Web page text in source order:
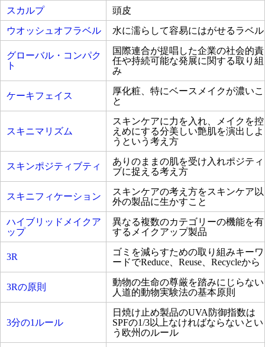
スカルプ
頭皮
ウオッシュオフラベル
水に濡らして容易にはがせるラベル
グローバル・コンパク
ト
国際連合が提唱した企業の社会的責
任や持続可能な発展に関する取り組
み
ケーキフェイス
厚化粧、特にベースメイクが濃いこ
と
スキニマリズム
スキンケアに力を入れ、メイクを控
えめにする分美しい艶肌を演出しよ
うという考え方
スキンポジティブティ
ありのままの肌を受け入れポジティ
ブに捉える考え方
スキニフィケーション
スキンケアの考え方をスキンケア以
外の製品に生かすこと
ハイブリッドメイクア
ップ
異なる複数のカテゴリーの機能を有
するメイクアップ製品
3R
ゴミを減らすための取り組みキーワ
ードでReduce、Reuse、Recycleから
3Rの原則
動物の生命の尊厳を踏みにじらない
人道的動物実験法の基本原則
3分の1ルール
日焼け止め製品のUVA防御指数は
SPFの1/3以上なければならないとい
う欧州のルール